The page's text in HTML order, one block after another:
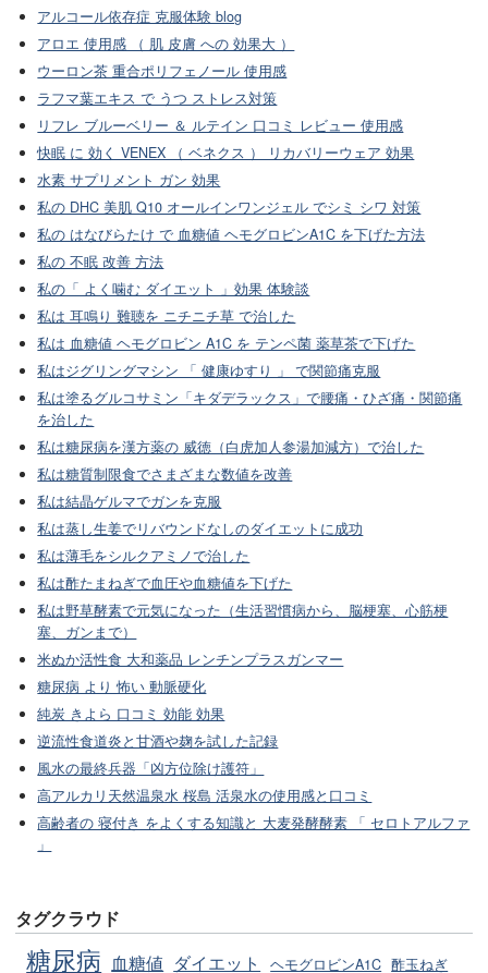
アルコール依存症 克服体験 blog
アロエ 使用感 （ 肌 皮膚 への 効果大 ）
ウーロン茶 重合ポリフェノール 使用感
ラフマ葉エキス で うつ ストレス対策
リフレ ブルーベリー ＆ ルテイン 口コミ レビュー 使用感
快眠 に 効く VENEX （ ベネクス ） リカバリーウェア 効果
水素 サプリメント ガン 効果
私の DHC 美肌 Q10 オールインワンジェル でシミ シワ 対策
私の はなびらたけ で 血糖値 ヘモグロビンA1C を下げた方法
私の 不眠 改善 方法
私の「 よく噛む ダイエット 」効果 体験談
私は 耳鳴り 難聴を ニチニチ草 で治した
私は 血糖値 ヘモグロビン A1C を テンペ菌 薬草茶で下げた
私はジグリングマシン 「 健康ゆすり 」 で関節痛克服
私は塗るグルコサミン「キダデラックス」で腰痛・ひざ痛・関節痛
を治した
私は糖尿病を漢方薬の 威徳（白虎加人参湯加減方）で治した
私は糖質制限食でさまざまな数値を改善
私は結晶ゲルマでガンを克服
私は蒸し生姜でリバウンドなしのダイエットに成功
私は薄毛をシルクアミノで治した
私は酢たまねぎで血圧や血糖値を下げた
私は野草酵素で元気になった（生活習慣病から、脳梗塞、心筋梗
塞、ガンまで）
米ぬか活性食 大和薬品 レンチンプラスガンマー
糖尿病 より 怖い 動脈硬化
純炭 きよら 口コミ 効能 効果
逆流性食道炎と甘酒や麹を試した記録
風水の最終兵器「凶方位除け護符」
高アルカリ天然温泉水 桜島 活泉水の使用感と口コミ
高齢者の 寝付き をよくする知識と 大麦発酵酵素 「 セロトアルファ
」
タグクラウド
糖尿病 血糖値 ダイエット ヘモグロビンA1C 酢玉ねぎ